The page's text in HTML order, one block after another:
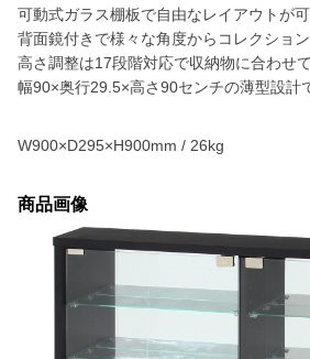
可動式ガラス棚板で自由なレイアウトが可
背面鏡付きで様々な角度からコレクション
高さ調整は17段階対応で収納物に合わせて
幅90×奥行29.5×高さ90センチの薄型設計
W900×D295×H900mm / 26kg
商品画像